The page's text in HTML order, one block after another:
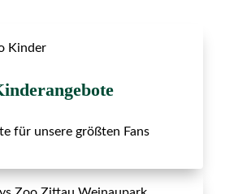
für unsere größten Fans